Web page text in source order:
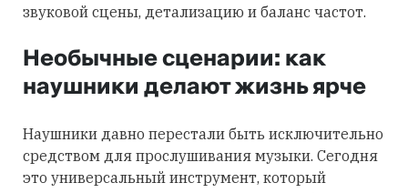
звуковой сцены, детализацию и баланс частот.
Необычные сценарии: как
наушники делают жизнь ярче
Наушники давно перестали быть исключительно
средством для прослушивания музыки. Сегодня
это универсальный инструмент, который